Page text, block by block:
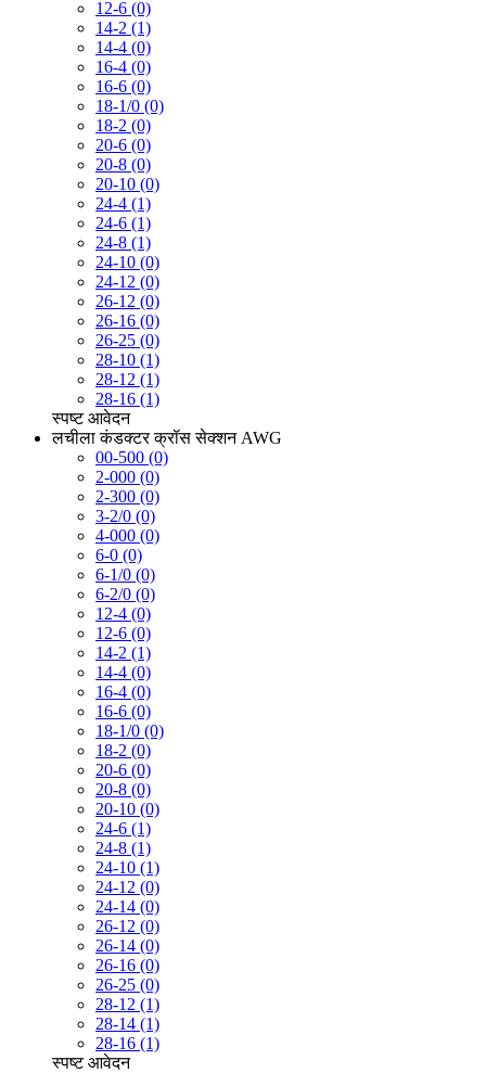
12-6 (0)
14-2 (1)
14-4 (0)
16-4 (0)
16-6 (0)
18-1/0 (0)
18-2 (0)
20-6 (0)
20-8 (0)
20-10 (0)
24-4 (1)
24-6 (1)
24-8 (1)
24-10 (0)
24-12 (0)
26-12 (0)
26-16 (0)
26-25 (0)
28-10 (1)
28-12 (1)
28-16 (1)
स्पष्ट आवेदन
लचीला कंडक्टर क्रॉस सेक्शन AWG
00-500 (0)
2-000 (0)
2-300 (0)
3-2/0 (0)
4-000 (0)
6-0 (0)
6-1/0 (0)
6-2/0 (0)
12-4 (0)
12-6 (0)
14-2 (1)
14-4 (0)
16-4 (0)
16-6 (0)
18-1/0 (0)
18-2 (0)
20-6 (0)
20-8 (0)
20-10 (0)
24-6 (1)
24-8 (1)
24-10 (1)
24-12 (0)
24-14 (0)
26-12 (0)
26-14 (0)
26-16 (0)
26-25 (0)
28-12 (1)
28-14 (1)
28-16 (1)
स्पष्ट आवेदन